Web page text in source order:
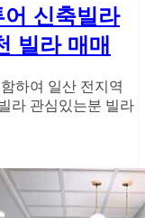
신축빌라
빌라 매매
하여 일산 전지역
라 관심있는분 빌라